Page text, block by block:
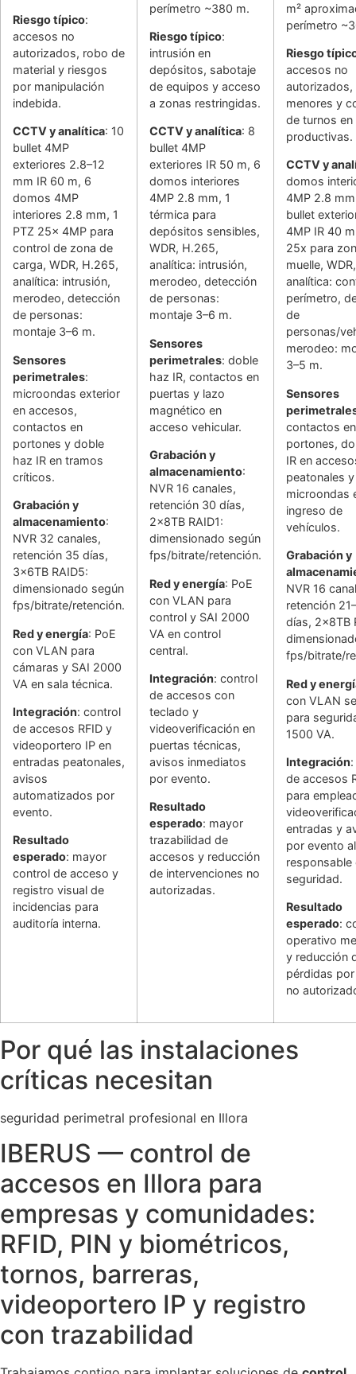
Riesgo típico:
accesos no
autorizados, robo de
material y riesgos
por manipulación
indebida.
CCTV y analítica: 10
bullet 4MP
exteriores 2.8–12
mm IR 60 m, 6
domos 4MP
interiores 2.8 mm, 1
PTZ 25x 4MP para
control de zona de
carga, WDR, H.265,
analítica: intrusión,
merodeo, detección
de personas:
montaje 3–6 m.
Sensores
perimetrales:
microondas exterior
en accesos,
contactos en
portones y doble
haz IR en tramos
críticos.
Grabación y
almacenamiento:
NVR 32 canales,
retención 35 días,
3x6TB RAID5:
dimensionado según
fps/bitrate/retención.
Red y energía: PoE
con VLAN para
cámaras y SAI 2000
VA en sala técnica.
Integración: control
de accesos RFID y
videoportero IP en
entradas peatonales,
avisos
automatizados por
evento.
Resultado
esperado: mayor
control de acceso y
registro visual de
incidencias para
auditoría interna.
perímetro ~380 m.
Riesgo típico:
intrusión en
depósitos, sabotaje
de equipos y acceso
a zonas restringidas.
CCTV y analítica: 8
bullet 4MP
exteriores IR 50 m, 6
domos interiores
4MP 2.8 mm, 1
térmica para
depósitos sensibles,
WDR, H.265,
analítica: intrusión,
merodeo, detección
de personas:
montaje 3–6 m.
Sensores
perimetrales: doble
haz IR, contactos en
puertas y lazo
magnético en
acceso vehicular.
Grabación y
almacenamiento:
NVR 16 canales,
retención 30 días,
2x8TB RAID1:
dimensionado según
fps/bitrate/retención.
Red y energía: PoE
con VLAN para
control y SAI 2000
VA en control
central.
Integración: control
de accesos con
teclado y
videoverificación en
puertas técnicas,
avisos inmediatos
por evento.
Resultado
esperado: mayor
trazabilidad de
accesos y reducción
de intervenciones no
autorizadas.
m²
perímetro
Riesgo
accesos no
menores y
de turnos en
productivas.
CCTV y
domos
4MP 2.8
bullet
4MP IR 40
25x para
muelle,
analítica:
perímetro,
de
personas/
merodeo:
3–5 m.
Sensores
contactos en
portones,
IR en
peatonales y
microondas
ingreso de
vehículos.
Grabación y
NVR 16
retención
días, 2x8TB
fps/bitrate/
Red y
con VLAN
para
1500 VA.
Integración
de accesos
para
entradas y
por evento al
responsable
seguridad.
Resultado
esperado:
operativo
y reducción
pérdidas
no
Por qué las instalaciones
críticas necesitan
seguridad perimetral profesional en Illora
IBERUS — control de
accesos en Illora para
empresas y comunidades:
RFID, PIN y biométricos,
tornos, barreras,
videoportero IP y registro
con trazabilidad